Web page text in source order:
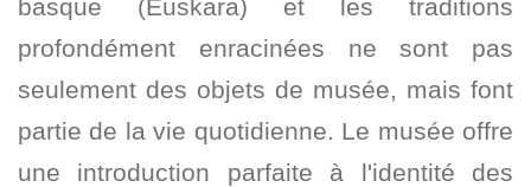
basque (Euskara) et les traditions
profondément enracinées ne sont pas
seulement des objets de musée, mais font
partie de la vie quotidienne. Le musée offre
une introduction parfaite à l'identité des